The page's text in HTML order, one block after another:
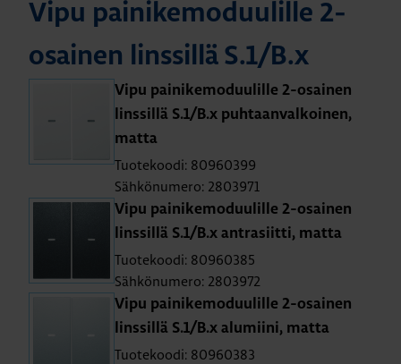
Vipu pai­ni­ke­mo­duu­lil­le 2-
osai­nen lins­sil­lä S.1/B.x
Vipu pai­ni­ke­mo­duu­lil­le 2-osai­nen
lins­sil­lä S.1/B.x puh­taan­val­koi­nen,
matta
Tuotekoodi: 80960399
Sähkönumero: 2803971
Vipu pai­ni­ke­mo­duu­lil­le 2-osai­nen
lins­sil­lä S.1/B.x ant­ra­siit­ti, matta
Tuotekoodi: 80960385
Sähkönumero: 2803972
Vipu pai­ni­ke­mo­duu­lil­le 2-osai­nen
lins­sil­lä S.1/B.x alu­mii­ni, matta
Tuotekoodi: 80960383